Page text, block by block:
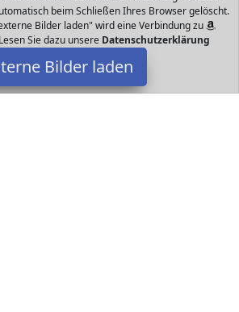
beim Schließen Ihres Browser gelöscht.
Bilder laden" wird eine Verbindung zu
Sie dazu unsere Datenschutzerklärung
Bilder laden